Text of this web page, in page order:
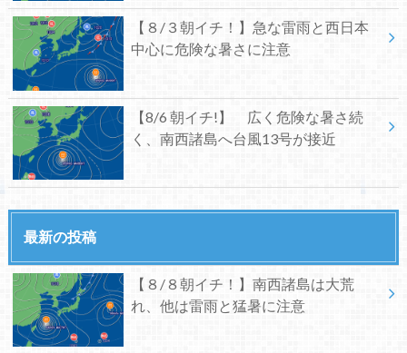
【８/３朝イチ！】急な雷雨と西日本
中心に危険な暑さに注意
【8/6 朝イチ!】 広く危険な暑さ続
く、南西諸島へ台風13号が接近
最新の投稿
【８/８朝イチ！】南西諸島は大荒
れ、他は雷雨と猛暑に注意